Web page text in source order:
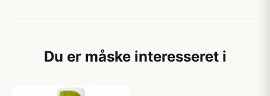
Du er måske interesseret i